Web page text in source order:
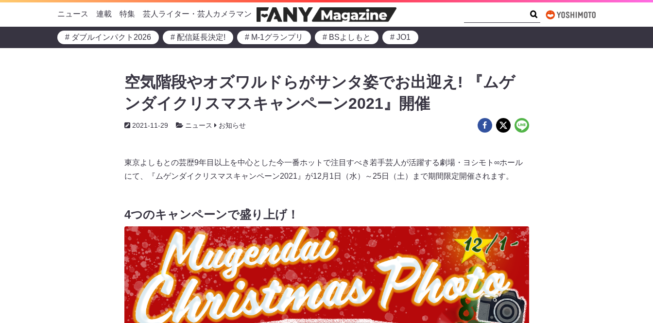
ニュース 連載 特集 芸人ライター・芸人カメラマン
# ダブルインパクト2026 # 配信延長決定! # M-1グランプリ # BSよしもと # JO1
空気階段やオズワルドらがサンタ姿でお出迎え! 『ムゲ
ンダイクリスマスキャンペーン2021』開催
2021-11-29 ニュース お知らせ
東京よしもとの芸歴9年目以上を中心とした今一番ホットで注目すべき若手芸人が活躍する劇場・ヨシモト∞ホール
にて、『ムゲンダイクリスマスキャンペーン2021』が12月1日（水）～25日（土）まで期間限定開催されます。
4つのキャンペーンで盛り上げ！